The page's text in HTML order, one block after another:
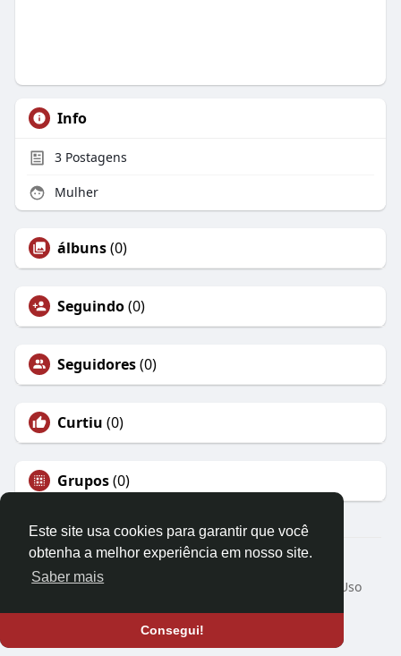
Este site usa cookies para garantir que você
obtenha a melhor experiência em nosso site.
Saber mais
Consegui!
Info
3Postagens
Mulher
álbuns(0)
Seguindo(0)
Seguidores(0)
Curtiu (0)
Grupos(0)
© 2026 PsBook
Início
Sobre
Termos de Uso
Linguagem